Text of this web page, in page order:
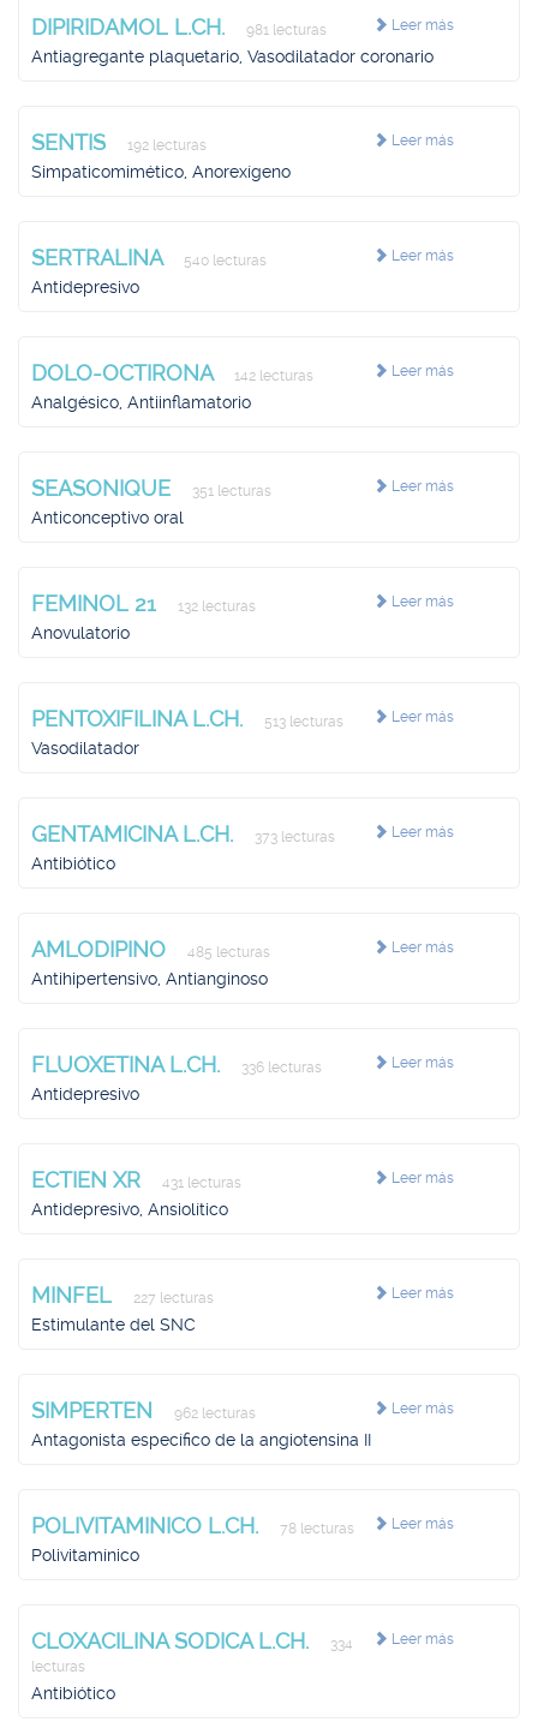
Leer más
DIPIRIDAMOL L.CH. 981 lecturas
Antiagregante plaquetario, Vasodilatador coronario
Leer más
SENTIS 192 lecturas
Simpaticomimético, Anorexígeno
Leer más
SERTRALINA 540 lecturas
Antidepresivo
Leer más
DOLO-OCTIRONA 142 lecturas
Analgésico, Antiinflamatorio
Leer más
SEASONIQUE 351 lecturas
Anticonceptivo oral
Leer más
FEMINOL 21 132 lecturas
Anovulatorio
Leer más
PENTOXIFILINA L.CH. 513 lecturas
Vasodilatador
Leer más
GENTAMICINA L.CH. 373 lecturas
Antibiótico
Leer más
AMLODIPINO 485 lecturas
Antihipertensivo, Antianginoso
Leer más
FLUOXETINA L.CH. 336 lecturas
Antidepresivo
Leer más
ECTIEN XR 431 lecturas
Antidepresivo, Ansiolítico
Leer más
MINFEL 227 lecturas
Estimulante del SNC
Leer más
SIMPERTEN 962 lecturas
Antagonista específico de la angiotensina II
Leer más
POLIVITAMINICO L.CH. 78 lecturas
Polivitamínico
Leer más
CLOXACILINA SODICA L.CH.
334
lecturas
Antibiótico